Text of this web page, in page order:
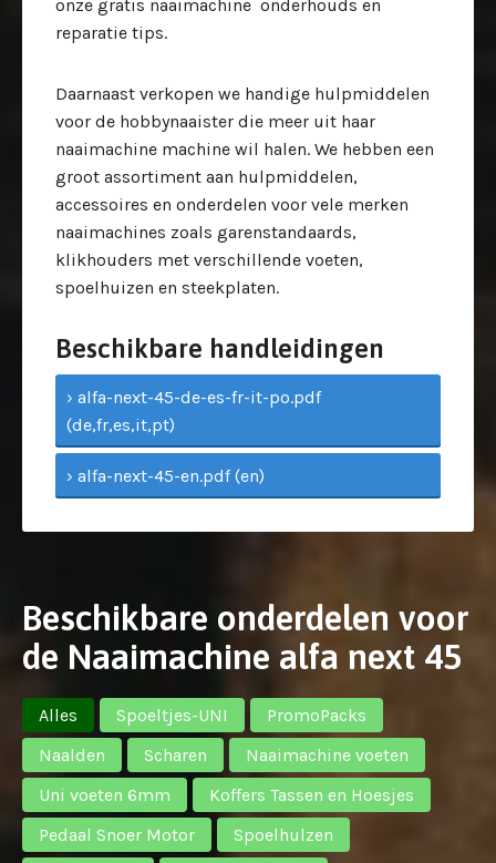
onze gratis naaimachine onderhouds en
reparatie tips.
Daarnaast verkopen we handige hulpmiddelen
voor de hobbynaaister die meer uit haar
naaimachine machine wil halen. We hebben een
groot assortiment aan hulpmiddelen,
accessoires en onderdelen voor vele merken
naaimachines zoals garenstandaards,
klikhouders met verschillende voeten,
spoelhuizen en steekplaten.
Beschikbare handleidingen
› alfa-next-45-de-es-fr-it-po.pdf
(de,fr,es,it,pt)
› alfa-next-45-en.pdf (en)
Beschikbare onderdelen voor
de Naaimachine alfa next 45
Alles Spoeltjes-UNI
PromoPacks
Naalden
Scharen
Naaimachine voeten
Uni voeten 6mm
Koffers Tassen en Hoesjes
Pedaal Snoer Motor
Spoelhulzen